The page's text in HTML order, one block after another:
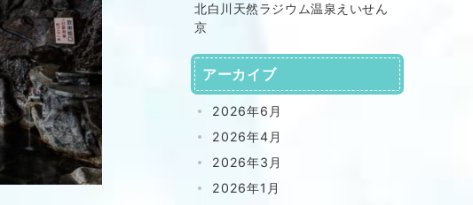
北白川天然ラジウム温泉えいせん
京
アーカイブ
2026年6月
2026年4月
2026年3月
2026年1月